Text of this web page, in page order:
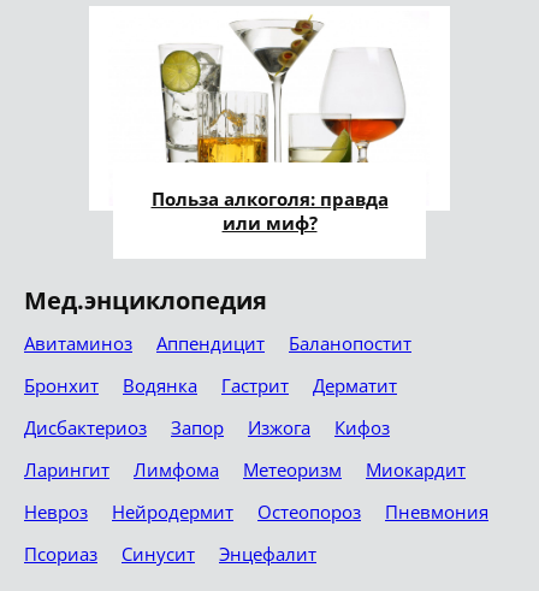
Польза алкоголя: правда
или миф?
Мед.энциклопедия
Авитаминоз Аппендицит
Баланопостит
Бронхит
Водянка Гастрит
Дерматит
Дисбактериоз
Запор Изжога
Кифоз
Ларингит
Лимфома Метеоризм
Миокардит
Невроз
Нейродермит Остеопороз
Пневмония
Псориаз
Синусит Энцефалит